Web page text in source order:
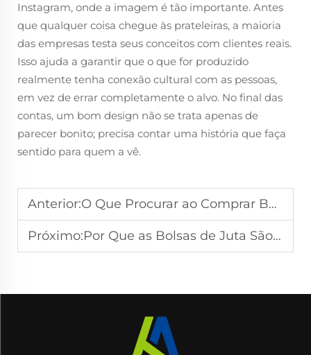
Instagram, onde a imagem é tão importante. Antes
que qualquer coisa chegue às prateleiras, a maioria
das empresas testa seus conceitos com clientes reais.
Isso ajuda a garantir que o que for produzido
realmente tenha conexão cultural com as pessoas,
em vez de errar completamente o alvo. No final das
contas, um bom design não se trata apenas de
parecer bonito; precisa contar uma história que faça
sentido para quem a vê.
Anterior:O Que Procurar ao Comprar Bolsas de Lona em Fábricas Chinesas
Próximo:Por Que as Bolsas de Juta São uma Escolha Popular para Campanhas de Compras Sustentáveis